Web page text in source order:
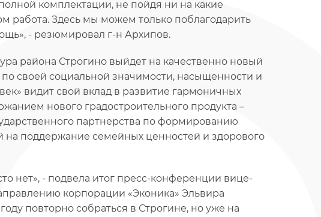
комплектации, не пойдя ни на какие
работа. Здесь мы можем только поблагодарить
- резюмировал г-н Архипов.
района Строгино выйдет на качественно новый
своей социальной значимости, насыщенности и
видит свой вклад в развитие гармоничных
нового градостроительного продукта –
партнерства по формированию
на поддержание семейных ценностей и здорового
нет», - подвела итог пресс-конференции вице-
корпорации «Эконика» Эльвира
повторно собраться в Строгине, но уже на